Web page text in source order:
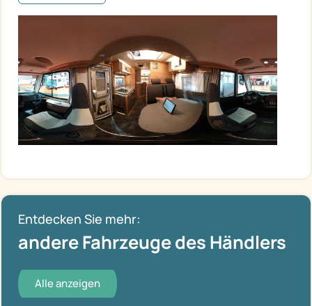
Entdecken Sie mehr:
andere Fahrzeuge des Händlers
Alle anzeigen